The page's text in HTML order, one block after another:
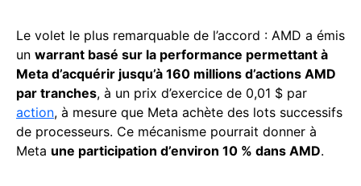
Le volet le plus remarquable de l’accord : AMD a émis
un warrant basé sur la performance permettant à
Meta d’acquérir jusqu’à 160 millions d’actions AMD
par tranches, à un prix d’exercice de 0,01 $ par
action, à mesure que Meta achète des lots successifs
de processeurs. Ce mécanisme pourrait donner à
Meta une participation d’environ 10 % dans AMD.